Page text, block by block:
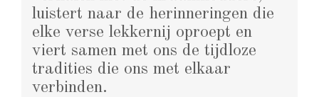
luistert naar de herinneringen die
elke verse lekkernij oproept en
viert samen met ons de tijdloze
tradities die ons met elkaar
verbinden.